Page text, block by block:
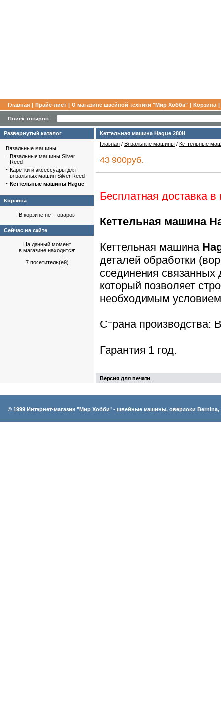
Главная | Прайс-лист | О магазине швейной техники "Мир Хобби" | Корзина |
Поиск товаров
Развернутый каталог
Вязальные машины
- Вязальные машины Silver
Reed
- Каретки и аксессуары для
вязальных машин Silver Reed
- Кеттельные машины Hague
Корзина
В корзине нет товаров
Сейчас на сайте
На данный момент
в магазине находится:
7 посетитель(ей)
Кеттельная машина Hague 280H
Главная / Вязальные машины / Кеттельные
43 900руб.
Бесплатная доставка
Кеттельная машина
Кеттельная машина
деталей обработки
соединения
который позволяет
необходимым
Страна производства:
Гарантия 1 год.
Версия для печати
© 1999 Интернет-магазин "Мир Хобби" - швейные машины, оверлоки